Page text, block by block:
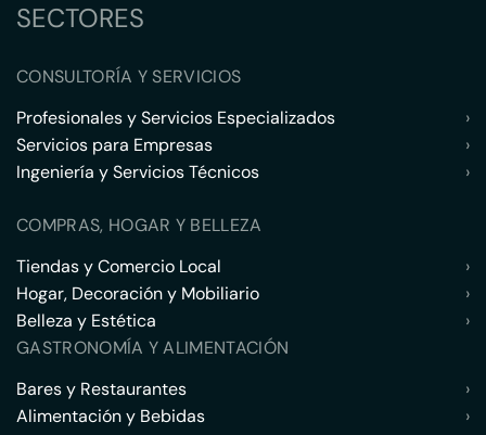
SECTORES
CONSULTORÍA Y SERVICIOS
Profesionales y Servicios Especializados
›
Servicios para Empresas
›
Ingeniería y Servicios Técnicos
›
COMPRAS, HOGAR Y BELLEZA
Tiendas y Comercio Local
›
Hogar, Decoración y Mobiliario
›
Belleza y Estética
›
GASTRONOMÍA Y ALIMENTACIÓN
Bares y Restaurantes
›
Alimentación y Bebidas
›